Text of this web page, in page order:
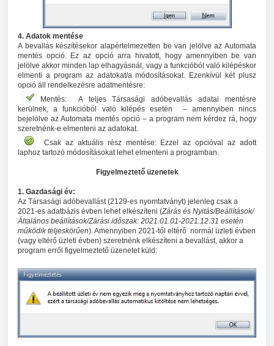
4. Adatok mentése
A bevallás készítésekor alapértelmezetten be van jelölve az Automata
mentés opció. Ez az opció arra hivatott, hogy amennyiben be van
jelölve akkor minden lap elhagyásnál, vagy a funkcióból való kilépéskor
elmenti a program az adatokat/a módosításokat. Ezenkívül két plusz
opció áll rendelkezésre adatmentésre:
Mentés:
A teljes Társasági adóbevallás adatai mentésre
kerülnek, a funkcióból való kilépés esetén – amennyiben nincs
bejelölve az Automata mentés opció – a program nem kérdez rá, hogy
szeretnénk-e elmenteni az adatokat.
Csak az aktuális rész mentése: Ezzel az opcióval az adott
laphoz tartozó módosításokat lehet elmenteni a programban.
Figyelmeztető üzenetek
1. Gazdasági év:
Az Társasági adóbevallást (2129-es nyomtatványt) jelenleg csak a
2021-es adatbázis évben lehet elkészíteni (Zárás és Nyitás/Beállítások/
Általános beállítások/Zárási időszak: 2021.01.01-2021.12.31 esetén
működik teljeskörűen). Amennyiben 2021-től eltérő normál üzleti évben
(vagy eltérő üzleti évben) szeretnénk elkészíteni a bevallást, akkor a
program erről figyelmeztető üzenetet küld: